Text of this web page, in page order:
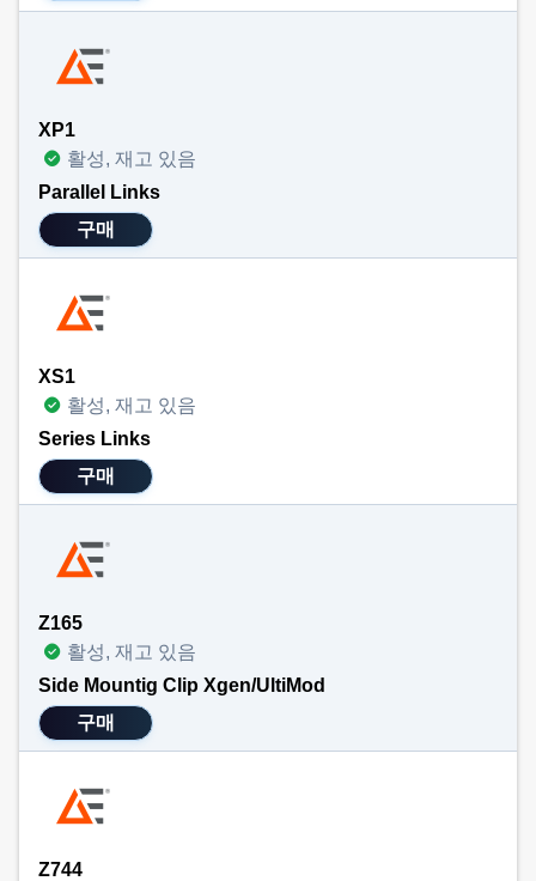
XP1
활성, 재고 있음
Parallel Links
구매
XS1
활성, 재고 있음
Series Links
구매
Z165
활성, 재고 있음
Side Mountig Clip Xgen/UltiMod
구매
Z744